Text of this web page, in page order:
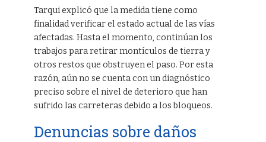
Tarqui explicó que la medida tiene como
finalidad verificar el estado actual de las vías
afectadas. Hasta el momento, continúan los
trabajos para retirar montículos de tierra y
otros restos que obstruyen el paso. Por esta
razón, aún no se cuenta con un diagnóstico
preciso sobre el nivel de deterioro que han
sufrido las carreteras debido a los bloqueos.
Denuncias sobre daños